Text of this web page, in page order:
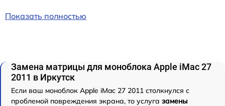
Показать полностью
Замена матрицы для моноблока Apple iMac 27
2011 в Иркутск
Если ваш моноблок Apple iMac 27 2011 столкнулся с
проблемой повреждения экрана, то услуга замены